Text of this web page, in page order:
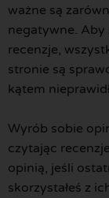
ważne są
negatywne. Aby
recenzje,
stronie są
kątem
Wyrób sobie
czytając
opinią, jeśli
skorzystałeś z